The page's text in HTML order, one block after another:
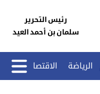
رئيس التحرير
سلمان بن أحمد العيد
الرياضة الاقتصاد